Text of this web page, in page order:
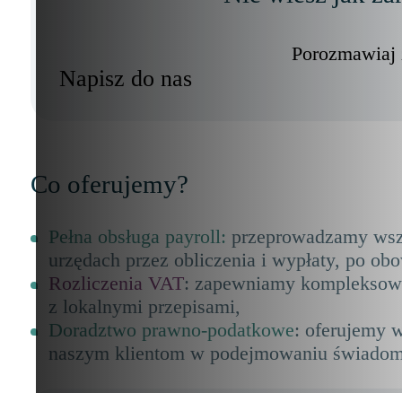
Napisz do nas
Co oferujemy?
Pełna obsługa payroll: przeprowadzamy
urzędach przez obliczenia i wypłaty, po
Rozliczenia VAT: zapewniamy
z lokalnymi przepisami,
Doradztwo prawno-podatkowe: oferujemy
naszym klientom w podejmowaniu